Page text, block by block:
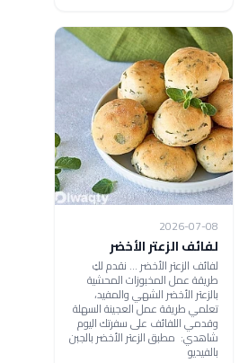
2026-07-08
لفائف الزعتر الأخضر
لفائف الزعتر الأخضر ... نقدم لكِ
طريقة عمل المخبوزات المحشية
بالزعتر الأخضر الشهي والمفيد،
تعلمي طريقة عمل العجينة السهلة
وقدمي اللفائف على سفرتك اليوم
شاهدي: مطبق الزعتر الأخضر بالجبن
بالفيديو